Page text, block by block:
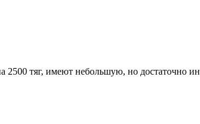
2500 тяг, имеют небольшую, но достаточно